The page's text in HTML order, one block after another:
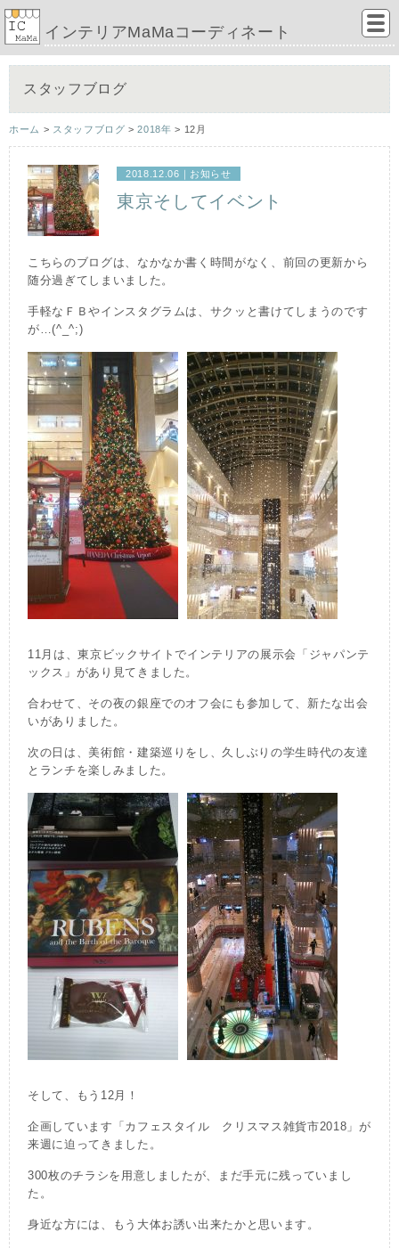
インテリアMaMaコーディネート
スタッフブログ
ホーム > スタッフブログ >2018年 > 12月
2018.12.06｜ お知らせ
東京そしてイベント
こちらのブログは、なかなか書く時間がなく、前回の更新から
随分過ぎてしまいました。
手軽なＦＢやインスタグラムは、サクッと書けてしまうのです
が…(^_^;)
11月は、東京ビックサイトでインテリアの展示会「ジャパンテ
ックス」があり見てきました。
合わせて、その夜の銀座でのオフ会にも参加して、新たな出会
いがありました。
次の日は、美術館・建築巡りをし、久しぶりの学生時代の友達
とランチを楽しみました。
そして、もう12月！
企画しています「カフェスタイル クリスマス雑貨市2018」が
来週に迫ってきました。
300枚のチラシを用意しましたが、まだ手元に残っていまし
た。
身近な方には、もう大体お誘い出来たかと思います。